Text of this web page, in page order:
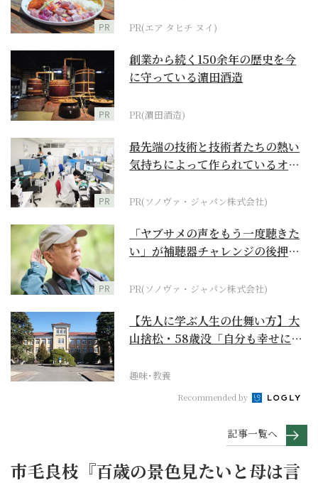
PR PR(エア タヒチ ヌイ)
PR
創業から続く150余年の歴史を今
に守っている濵田酒造
PR(濵田酒造)
PR
最先端の技術と技術者たちの熱い
気持ちによって作られているオー
PR(ソノヴァ・ジャパン株式会社)
PR
「ヤブサメの声をもう一度聴きた
い」が補聴器チャレンジの後押し
PR(ソノヴァ・ジャパン株式会社)
【先人に学ぶ人生の仕舞い方】大
山捨松・58歳没「自分も幸せにな
趣味･教養
Recommended by
記事一覧へ
市毛良枝『百歳の景色見たいと母は言